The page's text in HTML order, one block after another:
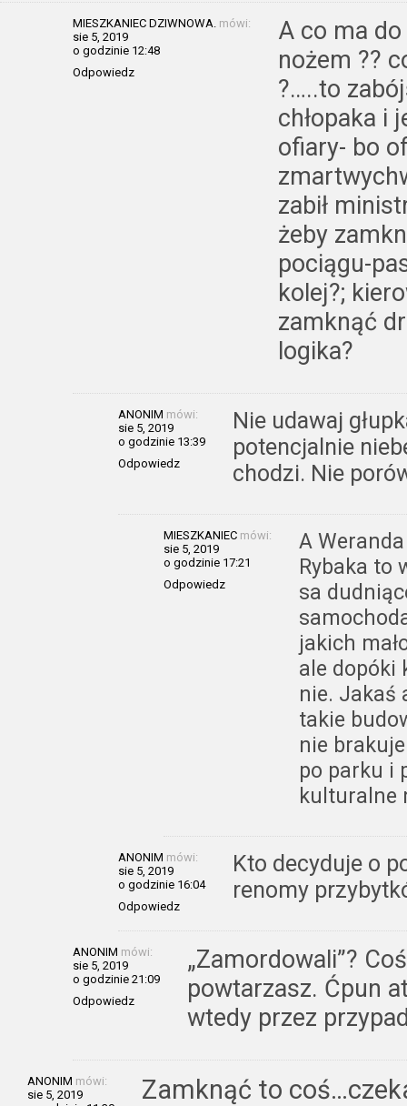
MIESZKANIEC DZIWNOWA. mówi:
sie 5, 2019
o godzinie 12:48
Odpowiedz
A co ma
nożem ??
?…..to
chłopaka i
ofiary- bo
zabił
żeby
pociągu-
kolej?;
zamknąć
logika?
ANONIM mówi:
sie 5, 2019
o godzinie 13:39
Odpowiedz
Nie udawaj
potencjalnie
chodzi. Nie
MIESZKANIEC mówi:
sie 5, 2019
o godzinie 17:21
Odpowiedz
A
Rybaka to
sa
jakich
ale dopóki
nie. Jakaś
takie
nie
po parku i
kulturalne
ANONIM mówi:
sie 5, 2019
o godzinie 16:04
Odpowiedz
Kto decyduje o
renomy
ANONIM mówi:
sie 5, 2019
o godzinie 21:09
Odpowiedz
„Zamordowali”?
powtarzasz. Ćpun
wtedy przez
ANONIM mówi:
sie 5, 2019
Zamknąć to